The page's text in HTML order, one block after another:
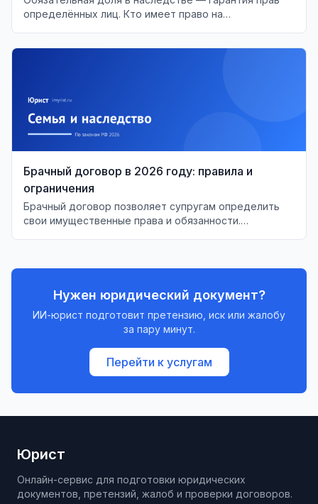
определённых лиц. Кто имеет право на
Брачный договор в 2026 году: правила и
ограничения
Брачный договор позволяет супругам определить
свои имущественные права и обязанности.
Нужен юридический документ?
ИИ-юрист подготовит претензию, иск или жалобу
за пару минут.
Перейти к услугам
Юрист
Онлайн-сервис для подготовки юридических
документов, претензий, жалоб и проверки договоров.